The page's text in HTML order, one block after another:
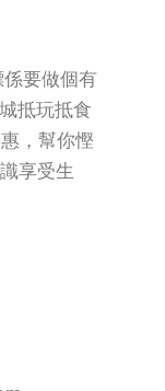
要做個有
抵玩抵食
，幫你慳
享受生